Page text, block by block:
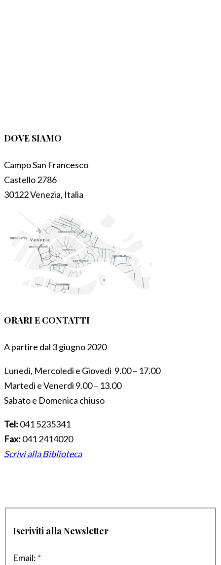
DOVE SIAMO
Campo San Francesco
Castello 2786
30122 Venezia, Italia
ORARI E CONTATTI
A partire dal 3 giugno 2020
Lunedì, Mercoledì e Giovedì 9.00 – 17.00
Martedì e Venerdì 9.00 – 13.00
Sabato e Domenica chiuso
Tel: 041 5235341
Fax: 041 2414020
Scrivi alla Biblioteca
Iscriviti alla Newsletter
Email: *